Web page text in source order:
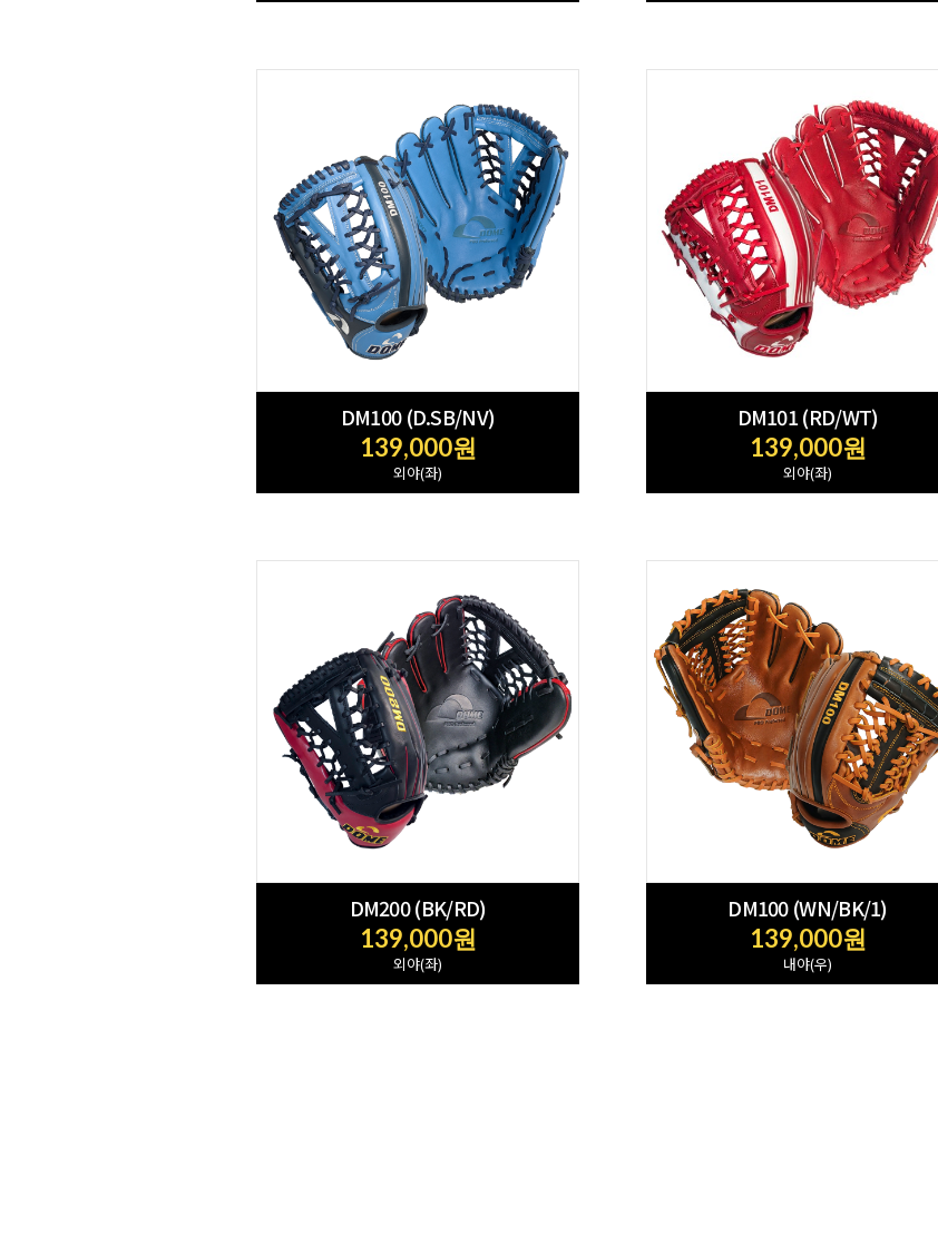
DM100 (D.SB/NV)
139,000원
외야(좌)
DM101 (RD/WT)
139,000원
외야(좌)
DM200 (BK/RD)
139,000원
외야(좌)
DM100 (WN/BK/1)
139,000원
내야(우)